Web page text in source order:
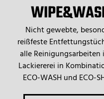
Nicht gewebte,
reißfeste
alle Reinigungsarbeiten
Lackiererei in
ECO-WASH und ECO-